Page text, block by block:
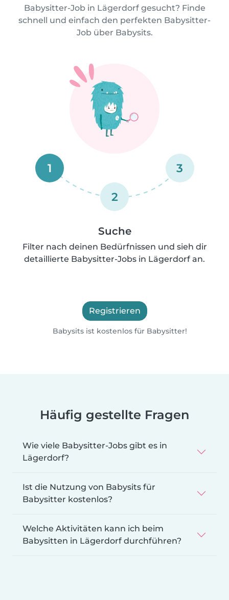
Babysitter-Job in Lägerdorf gesucht? Finde
schnell und einfach den perfekten Babysitter-
Job über Babysits.
1
2
3
Suche
Filter nach deinen Bedürfnissen und sieh dir
detaillierte Babysitter-Jobs in Lägerdorf an.
Registrieren
Babysits ist kostenlos für Babysitter!
Häufig gestellte Fragen
Wie viele Babysitter-Jobs gibt es in
Lägerdorf?
Ist die Nutzung von Babysits für
Babysitter kostenlos?
Welche Aktivitäten kann ich beim
Babysitten in Lägerdorf durchführen?